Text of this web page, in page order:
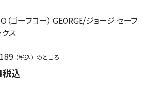
（ゴーフロー） GEORGE/ジョージ セーフ
ス
（税込）のところ
税込